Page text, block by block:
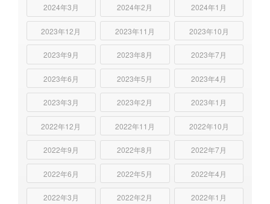
2024年3月 2024年2月 2024年1月
2023年12月 2023年11月 2023年10月
2023年9月 2023年8月 2023年7月
2023年6月 2023年5月 2023年4月
2023年3月 2023年2月 2023年1月
2022年12月 2022年11月 2022年10月
2022年9月 2022年8月 2022年7月
2022年6月 2022年5月 2022年4月
2022年3月 2022年2月 2022年1月